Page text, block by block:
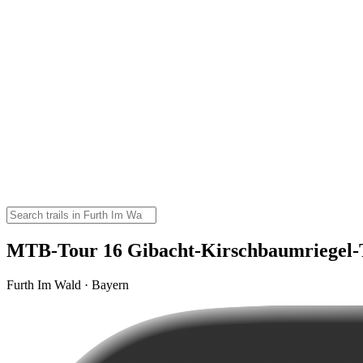
MTB-Tour 16 Gibacht-
Furth Im Wald · Bayern